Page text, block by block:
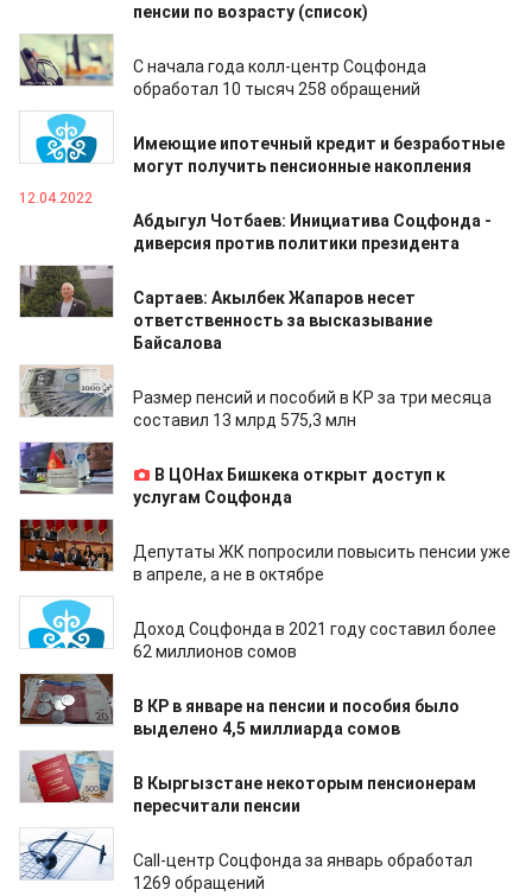
пенсии по возрасту (список)
04.07.2022
С начала года колл-центр Соцфонда
обработал 10 тысяч 258 обращений
09.06.2022
Имеющие ипотечный кредит и безработные
могут получить пенсионные накопления
12.04.2022
Абдыгул Чотбаев: Инициатива Соцфонда -
диверсия против политики президента
12.04.2022
Сартаев: Акылбек Жапаров несет
ответственность за высказывание
Байсалова
08.04.2022
Размер пенсий и пособий в КР за три месяца
составил 13 млрд 575,3 млн
06.04.2022
В ЦОНах Бишкека открыт доступ к
услугам Соцфонда
09.03.2022
Депутаты ЖК попросили повысить пенсии уже
в апреле, а не в октябре
18.02.2022
Доход Соцфонда в 2021 году составил более
62 миллионов сомов
16.02.2022
В КР в январе на пенсии и пособия было
выделено 4,5 миллиарда сомов
15.02.2022
В Кыргызстане некоторым пенсионерам
пересчитали пенсии
15.02.2022
Call-центр Соцфонда за январь обработал
1269 обращений